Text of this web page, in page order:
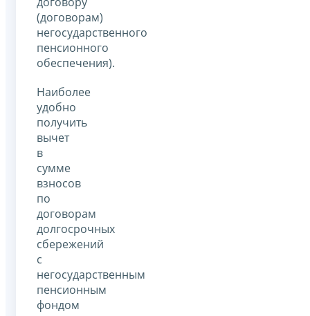
(договорам)
негосударственного
пенсионного
обеспечения).
Наиболее
удобно
получить
вычет
в
сумме
взносов
по
договорам
долгосрочных
сбережений
с
негосударственным
пенсионным
фондом